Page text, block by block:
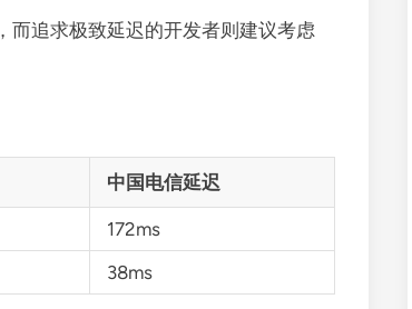
，而追求极致延迟的开发者则建议考虑
中国电信延迟
172ms
38ms